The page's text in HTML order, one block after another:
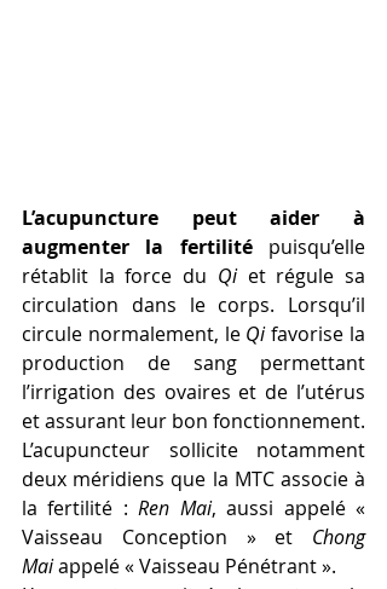
L’acupuncture peut aider à
augmenter la fertilité puisqu’elle
rétablit la force du Qi et régule sa
circulation dans le corps. Lorsqu’il
circule normalement, le Qi favorise la
production de sang permettant
l’irrigation des ovaires et de l’utérus
et assurant leur bon fonctionnement.
L’acupuncteur sollicite notamment
deux méridiens que la MTC associe à
la fertilité : Ren Mai, aussi appelé «
Vaisseau Conception » et Chong
Mai appelé « Vaisseau Pénétrant ».